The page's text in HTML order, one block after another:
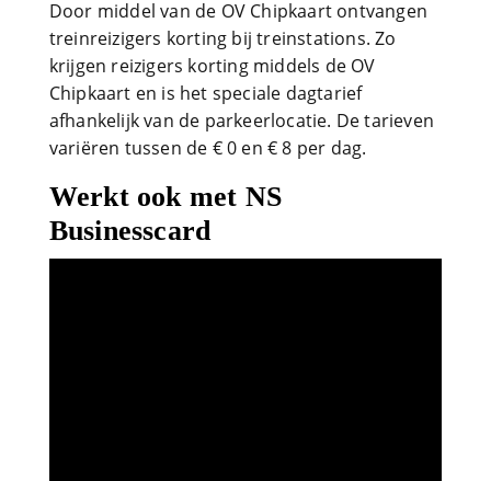
Door middel van de OV Chipkaart ontvangen
treinreizigers korting bij treinstations. Zo
krijgen reizigers korting middels de OV
Chipkaart en is het speciale dagtarief
afhankelijk van de parkeerlocatie. De tarieven
variëren tussen de € 0 en € 8 per dag.
Werkt ook met NS
Businesscard